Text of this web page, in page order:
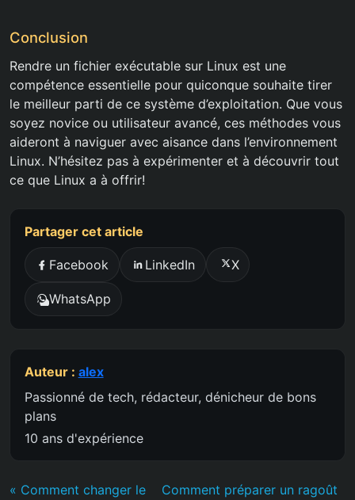
Conclusion
Rendre un fichier exécutable sur Linux est une
compétence essentielle pour quiconque souhaite tirer
le meilleur parti de ce système d’exploitation. Que vous
soyez novice ou utilisateur avancé, ces méthodes vous
aideront à naviguer avec aisance dans l’environnement
Linux. N’hésitez pas à expérimenter et à découvrir tout
ce que Linux a à offrir!
Partager cet article
Facebook LinkedIn X
WhatsApp
Auteur : alex
Passionné de tech, rédacteur, dénicheur de bons
plans
10 ans d'expérience
« Comment changer le
Comment préparer un ragoût